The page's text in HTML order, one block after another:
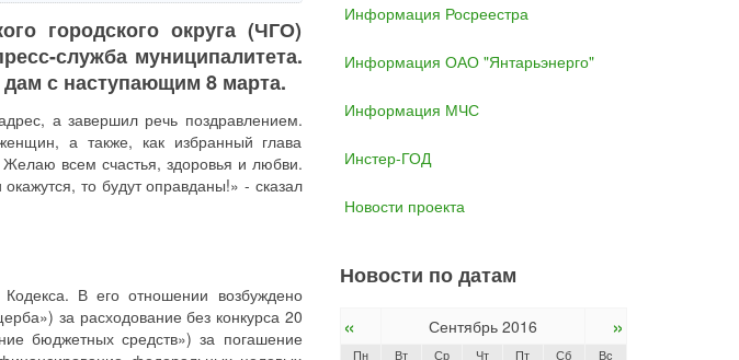
городского округа (ЧГО)
служба муниципалитета.
с наступающим 8 марта.
а завершил речь поздравлением.
а также, как избранный глава
всем счастья, здоровья и любви.
то будут оправданы!» - сказал
В его отношении возбуждено
за расходование без конкурса 20
бюджетных средств») за погашение
Информация Росреестра
Информация ОАО "Янтарьэнерго"
Информация МЧС
Инстер-ГОД
Новости проекта
Новости по датам
« Сентябрь 2016 »
Пн Вт Ср Чт Пт Сб Вс